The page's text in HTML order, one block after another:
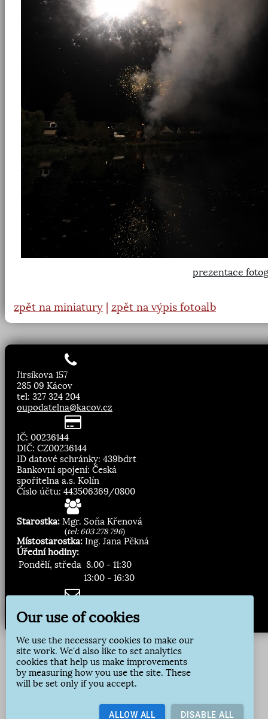
prezentace
zpět na miniatury zpět na výpis fotoalb
Jirsíkova 157
285 09 Kácov
tel: 327 324 204
oupodatelna@kacov.cz
IČ: 00236144
DIČ: CZ00236144
ID datové schránky: 439bdrt
Bankovní spojení: Česká
spořitelna a.s. Kolín
Číslo účtu: 443506369/0800
Starostka: Mgr. Soňa Křenová
(tel: 603 278 796)
Místostarostka: Ing. Jana Pěkná
Úřední hodiny:
Pondělí, středa 8.00 - 11:30
13:00 - 16:30
Zasílání novinek:
Přihlásit odběr
Our use of cookies
We use the necessary cookies to make our
site work. We'd also like to set analytics
cookies that help us make improvements
by measuring how you use the site. These
will be set only if you accept.
ALLOW ALL DISABLE ALL